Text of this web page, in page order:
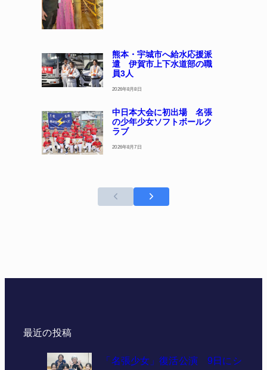
熊本・宇城市へ給水応援派
遣 伊賀市上下水道部の職
員3人
2026年8月8日
中日本大会に初出場 名張
の少年少女ソフトボールク
ラブ
2026年8月7日
最近の投稿
「名張少女」復活公演 9日にシ